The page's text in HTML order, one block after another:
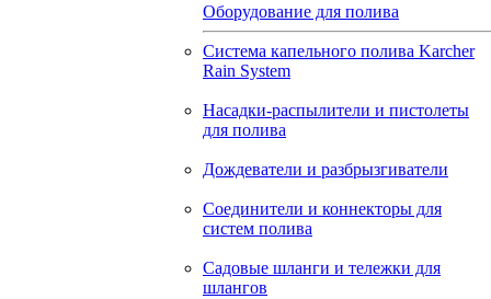
Оборудование для полива
Система капельного полива Karcher
Rain System
Насадки-распылители и пистолеты
для полива
Дождеватели и разбрызгиватели
Соединители и коннекторы для
систем полива
Садовые шланги и тележки для
шлангов